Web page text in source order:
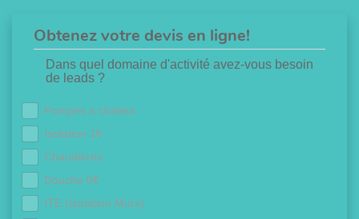
Obtenez votre devis en ligne!
Dans quel domaine d'activité avez-vous besoin
de leads ?
Pompes à chaleur
Isolation 1€
Chaudières
Douche 0€
ITE (Isolation Murs)